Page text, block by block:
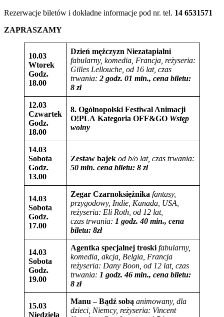
Rezerwacje biletów i dokładne informacje pod nr. tel. 14 6531571
ZAPRASZAMY
10.03
Wtorek
Godz.
18.00
Dzień mężczyzn Niezatapialni
fabularny, komedia, Francja, reżyseria:
Gilles Lellouche , od 16 lat, czas
trwania: 2 godz. 01 min., cena biletu:
8 zł
12.03
Czwartek
Godz.
18.00
8. Ogólnopolski Festiwal Animacji
O!PLA Kategoria OFF&GO Wstęp
wolny
14.03
Sobota
Godz.
13.00
Zestaw bajek od b/o lat, czas trwania:
50 min. cena biletu: 8 zł
14.03
Sobota
Godz.
17.00
Zegar Czarnoksiężnika fantasy,
przygodowy, Indie, Kanada, USA,
reżyseria: Eli Roth, od 12 lat,
czas trwania: 1 godz. 40 min., cena
biletu: 8zł
14.03
Sobota
Godz.
19.00
Agentka specjalnej troski fabularny,
komedia, akcja, Belgia, Francja
reżyseria: Dany Boon , od 12 lat, czas
trwania: 1 godz. 46 min., cena biletu:
8 zł
15.03
Niedziela
Manu – Bądź sobą animowany, dla
dzieci, Niemcy, reżyseria: Vincent